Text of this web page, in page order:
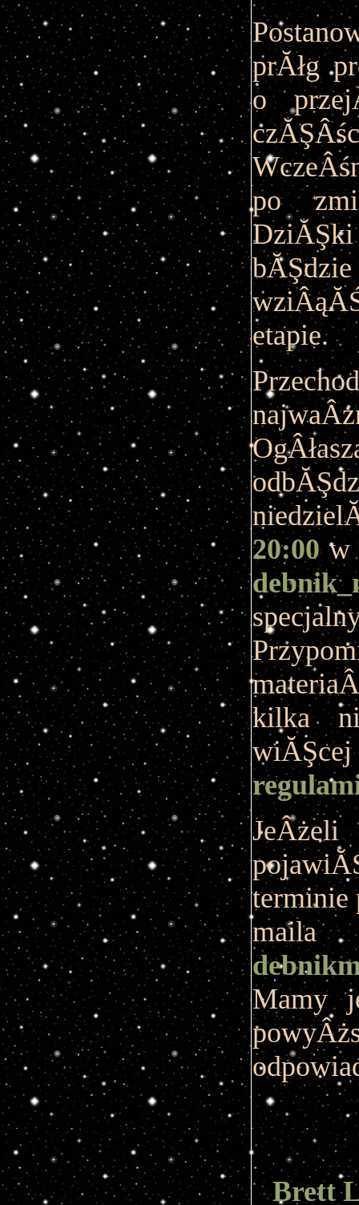
prĂłg
o
po
etapie.
20:00w
kilka
JeÂżeli
terminie
maila
Mamy
Brett